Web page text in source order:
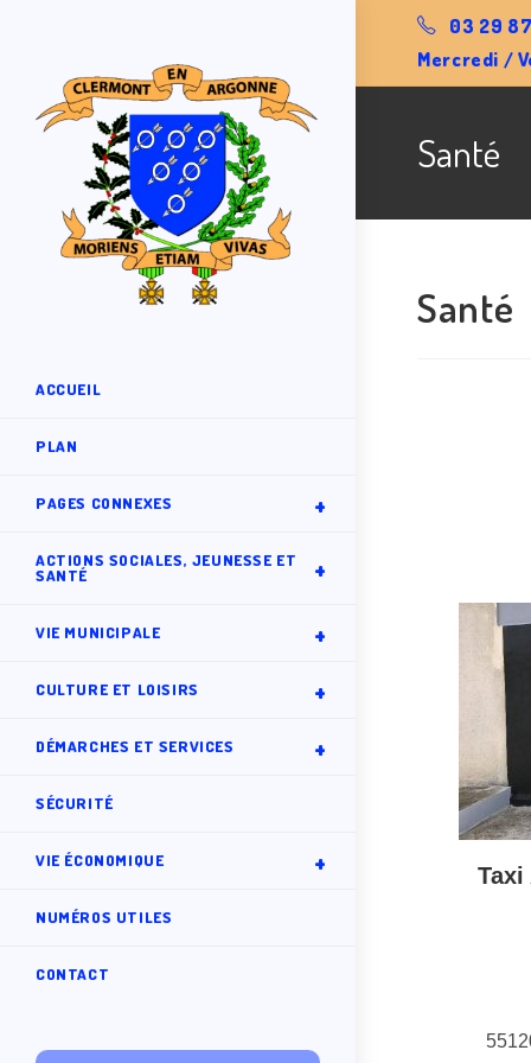
03 29
Mercredi /
ACCUEIL
PLAN
PAGES CONNEXES
ACTIONS SOCIALES, JEUNESSE ET
SANTÉ
VIE MUNICIPALE
CULTURE ET LOISIRS
DÉMARCHES ET SERVICES
SÉCURITÉ
VIE ÉCONOMIQUE
NUMÉROS UTILES
CONTACT
Santé
Santé
Taxi